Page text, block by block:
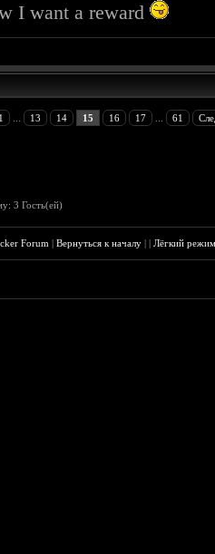
I want a reward
1 13 14 15 16 17 61
3 Гость(ей)
Forum |Вернуться к началу ||Лёгкий